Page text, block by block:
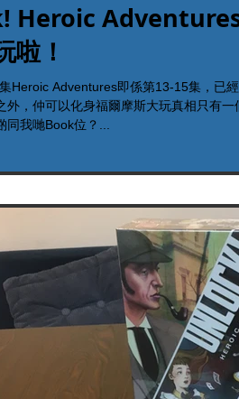
Heroic Adventures
啦！
Heroic Adventures即係第13-15集，已
外，仲可以化身福爾摩斯大玩真相只有
我哋Book位？...